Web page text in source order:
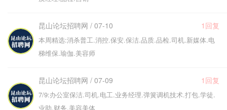
昆山论坛招聘网 / 07-10 1回复
本周精选:消杀普工.消控.保安.保洁.品质.品检.司机.新媒体.电
梯维保.瑜伽.美容师
昆山论坛招聘网 / 07-09 1回复
7/9:办公室保洁.司机.电工.业务经理.弹簧调机技术.打包.学徒.
业助.财务.美容美体